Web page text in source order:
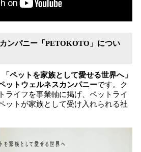
ンパニー「PETOKOTO」につい
「ペットを家族として愛せる世界へ」
ットウェルネスカンパニーです。ク
ライフを事業軸に掲げ、ペットライ
ットが家族として受け入れられる社